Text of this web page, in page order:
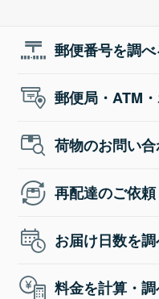
郵便番号を調べ
郵便局・ATM
荷物のお問い
再配達のご依頼
お届け日数を
料金を計算・